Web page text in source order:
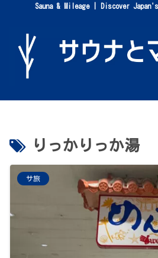
Sauna & Mileage | Discover
りっかりっか湯
サ旅